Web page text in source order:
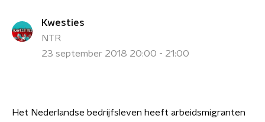
Kwesties
NTR
23 september 2018 20:00 - 21:00
Het Nederlandse bedrijfsleven heeft arbeidsmigranten